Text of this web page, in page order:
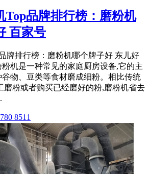
Top品牌排行榜：磨粉机
百家号
牌排行榜：磨粉机哪个牌子好 东儿好
粉机是一种常见的家庭厨房设备,它的主
物、豆类等食材磨成细粉。相比传统
磨粉或者购买已经磨好的粉,磨粉机省去
8511